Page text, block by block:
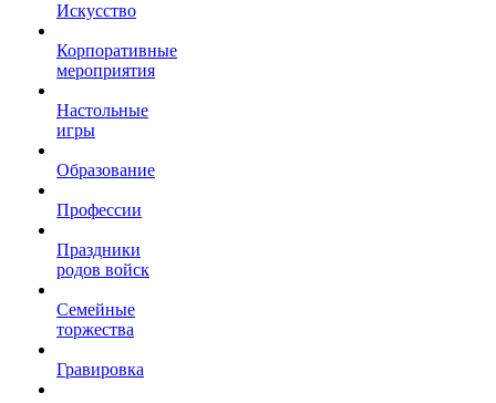
Искусство
Корпоративные
мероприятия
Настольные
игры
Образование
Профессии
Праздники
родов войск
Семейные
торжества
Гравировка